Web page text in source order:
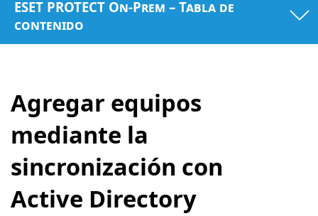
ESET PROTECT On-Prem – Tabla de
contenido
Agregar equipos
mediante la
sincronización con
Active Directory